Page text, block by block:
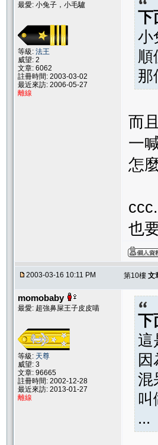
最愛: 小兔子，小毛驢
等級: 法王
威望: 2
文章: 6062
註冊時間: 2003-03-02
最近來訪: 2006-05-27
離線
下
小
順
那
而
一
怎
也
2003-03-16 10:11 PM 第10樓 文
momobaby
最愛: 超強鼻屎王子皮皮喵
等級: 天尊
威望: 3
文章: 96665
註冊時間: 2002-12-28
最近來訪: 2013-01-27
離線
下
這
混
叫
...